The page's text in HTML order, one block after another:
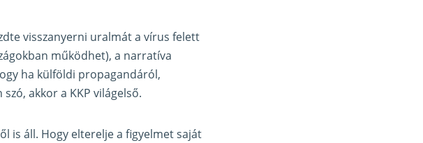
visszanyerni uralmát a vírus felett
működhet), a narratíva
ha külföldi propagandáról,
akkor a KKP világelső.
is áll. Hogy elterelje a figyelmet saját